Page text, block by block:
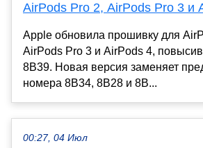
AirPods Pro 2, AirPods Pro 3 и
Apple обновила прошивку для
AirPods Pro 3 и AirPods 4,
8B39. Новая версия заменяет
номера 8B34, 8B28 и 8B...
00:27, 04 Июл